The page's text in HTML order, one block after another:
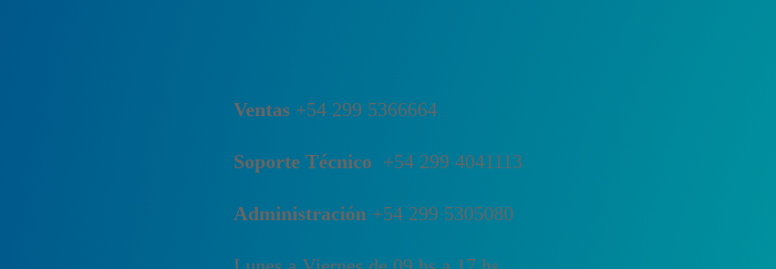
Ventas +54 299 5366664
Soporte Técnico +54 299 4041113
Administración +54 299 5305080